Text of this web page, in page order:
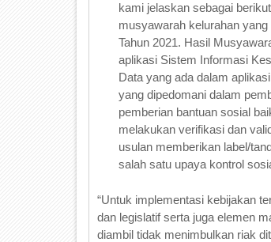
kami jelaskan sebagai
musyawarah kelurahan
Tahun 2021. Hasil
aplikasi Sistem Informasi
Data yang ada dalam
yang dipedomani dalam
pemberian bantuan sosial
melakukan verifikasi dan
usulan memberikan label/
salah satu upaya kontrol
“Untuk implementasi kebijakan
dan legislatif serta juga elemen
diambil tidak menimbulkan riak